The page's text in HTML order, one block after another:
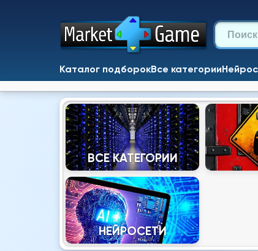
Каталог подборокВсе категории
ВСЕ КАТЕГОРИИ
НЕЙРОСЕТИ